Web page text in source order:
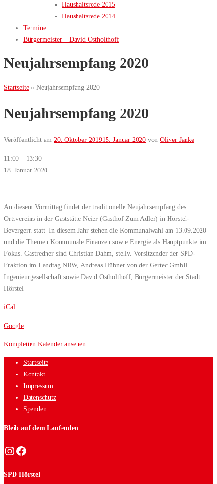
Haushaltsrede 2015
Haushaltsrede 2014
Termine
Bürgermeister – David Ostholthoff
Neujahrsempfang 2020
Startseite » Neujahrsempfang 2020
Neujahrsempfang 2020
Veröffentlicht am 20. Oktober 201915. Januar 2020 von Oliver Janke
Neujahrsempfang
2020
11:00 – 13:30
18. Januar 2020
An diesem Vormittag findet der traditionelle Neujahrsempfang des
Ortsvereins in der Gaststätte Neier (Gasthof Zum Adler) in Hörstel-
Bevergern statt. In diesem Jahr stehen die Kommunalwahl am 13.09.2020
und die Themen Kommunale Finanzen sowie Energie als Hauptpunkte im
Fokus. Gastredner sind Christian Dahm, stellv. Vorsitzender der SPD-
Fraktion im Landtag NRW, Andreas Hübner von der Gertec GmbH
Ingenieurgesellschaft sowie David Ostholthoff, Bürgermeister der Stadt
Hörstel
iCal
Google
Kompletten Kalender ansehen
Startseite
Kontakt
Impressum
Datenschutz
Spenden
Bleib auf dem Laufenden
Instagram
Facebook
SPD Hörstel